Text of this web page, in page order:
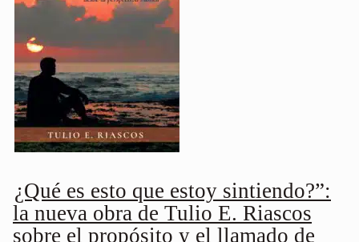
¿Qué es esto que estoy sintiendo?”:
la nueva obra de Tulio E. Riascos
sobre el propósito y el llamado de